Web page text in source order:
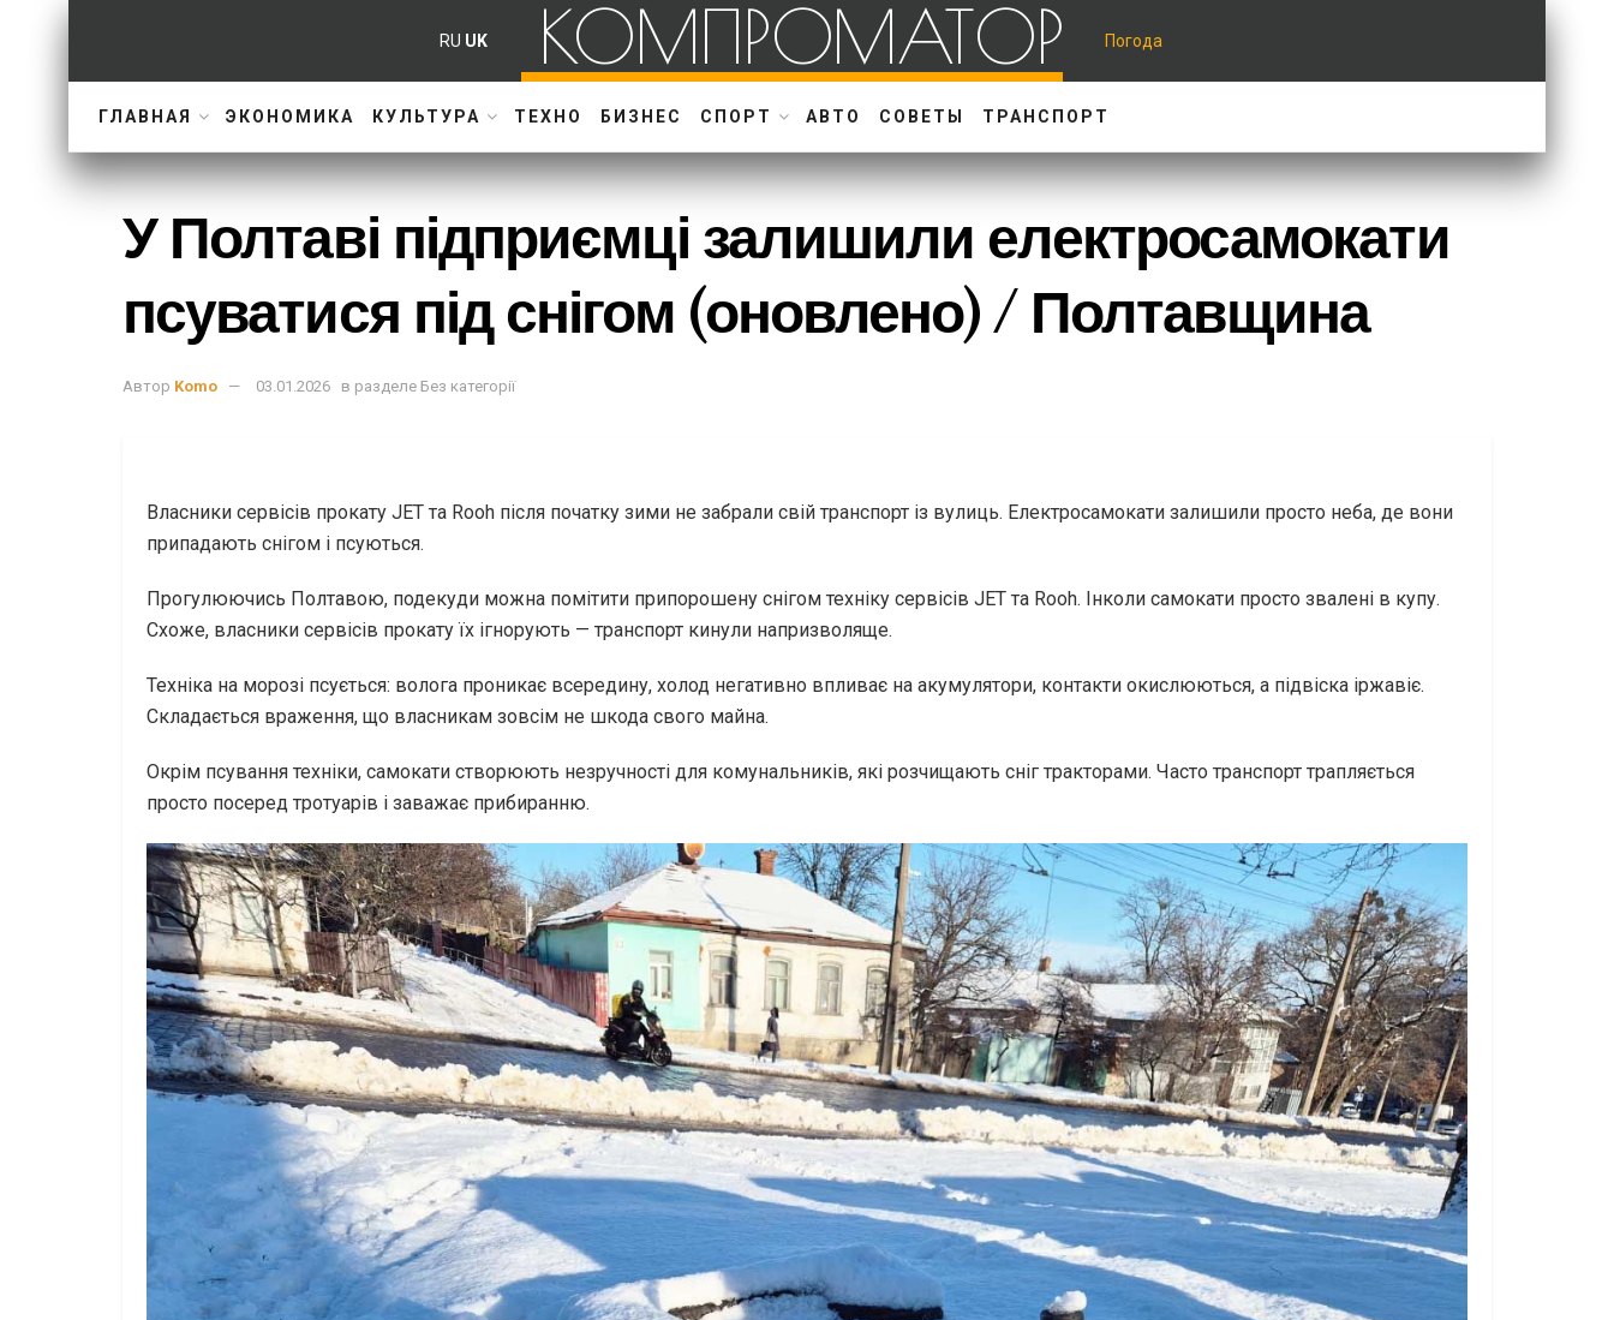
RU UK КОМПРОМАТОР Погода
ГЛАВНАЯ ЭКОНОМИКА КУЛЬТУРА ТЕХНО БИЗНЕС СПОРТ АВТО СОВЕТЫ ТРАНСПОРТ
У Полтаві підприємці залишили електросамокати
псуватися під снігом (оновлено) / Полтавщина
Автор Komo 03.01.2026 в разделе Без категорії
Власники сервісів прокату JET та Rooh після початку зими не забрали свій транспорт із вулиць. Електросамокати залишили просто неба, де вони
припадають снігом і псуються.
Прогулюючись Полтавою, подекуди можна помітити припорошену снігом техніку сервісів JET та Rooh. Інколи самокати просто звалені в купу.
Схоже, власники сервісів прокату їх ігнорують — транспорт кинули напризволяще.
Техніка на морозі псується: волога проникає всередину, холод негативно впливає на акумулятори, контакти окислюються, а підвіска іржавіє.
Складається враження, що власникам зовсім не шкода свого майна.
Окрім псування техніки, самокати створюють незручності для комунальників, які розчищають сніг тракторами. Часто транспорт трапляється
просто посеред тротуарів і заважає прибиранню.